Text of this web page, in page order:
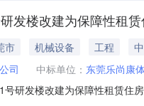
发楼改建为保障性租
市 机械设备 工程
司 中标单位： 东莞乐尚康
研发楼改建为保障性租赁住